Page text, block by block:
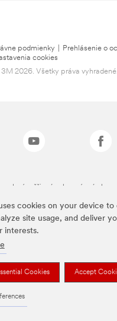
cookies on your device to
site usage, and deliver
interests.
Cookies Accept
podmienky Prehlásenie o
cookies
2026. Všetky práva vyhradené.
vyššie sú ochranné známky